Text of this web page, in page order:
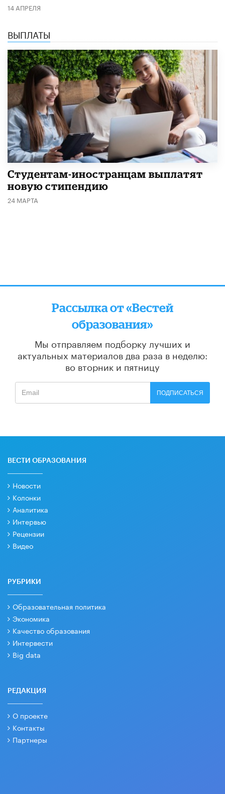
14 АПРЕЛЯ
ВЫПЛАТЫ
Студентам-иностранцам выплатят
новую стипендию
24 МАРТА
Рассылка от «Вестей
образования»
Мы отправляем подборку лучших и
актуальных материалов два раза в неделю:
во вторник и пятницу
ПОДПИСАТЬСЯ
ВЕСТИ ОБРАЗОВАНИЯ
Новости
Колонки
Аналитика
Интервью
Рецензии
Видео
РУБРИКИ
Образовательная политика
Экономика
Качество образования
Интервести
Big data
РЕДАКЦИЯ
О проекте
Контакты
Партнеры